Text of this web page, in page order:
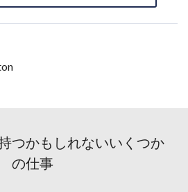
つかもしれないいくつか
の仕事